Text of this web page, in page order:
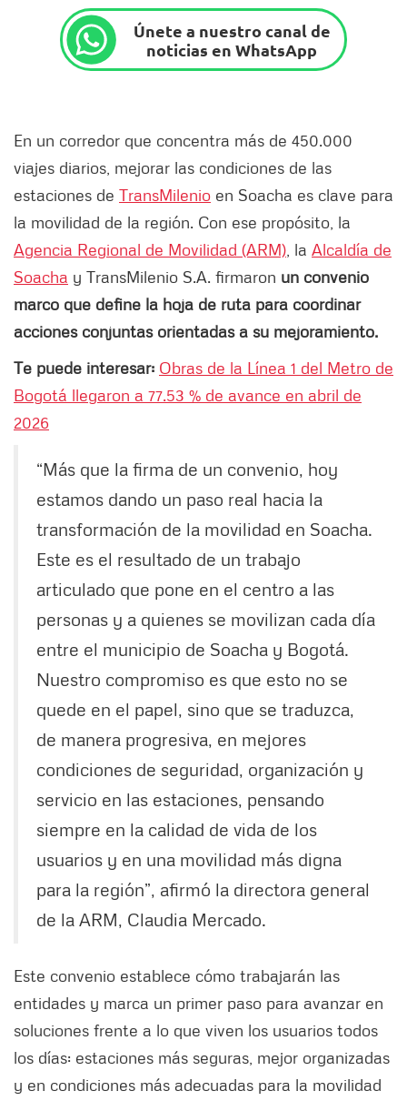
Únete a nuestro canal de
noticias en WhatsApp
En un corredor que concentra más de 450.000
viajes diarios, mejorar las condiciones de las
estaciones de TransMilenio en Soacha es clave para
la movilidad de la región. Con ese propósito, la
Agencia Regional de Movilidad (ARM) , la Alcaldía de
Soacha y TransMilenio S.A. firmaron un convenio
marco que define la hoja de ruta para coordinar
acciones conjuntas orientadas a su mejoramiento.
Te puede interesar: Obras de la Línea 1 del Metro de
Bogotá llegaron a 77.53 % de avance en abril de
2026
“Más que la firma de un convenio, hoy
estamos dando un paso real hacia la
transformación de la movilidad en Soacha.
Este es el resultado de un trabajo
articulado que pone en el centro a las
personas y a quienes se movilizan cada día
entre el municipio de Soacha y Bogotá.
Nuestro compromiso es que esto no se
quede en el papel, sino que se traduzca,
de manera progresiva, en mejores
condiciones de seguridad, organización y
servicio en las estaciones, pensando
siempre en la calidad de vida de los
usuarios y en una movilidad más digna
para la región”, afirmó la directora general
de la ARM, Claudia Mercado.
Este convenio establece cómo trabajarán las
entidades y marca un primer paso para avanzar en
soluciones frente a lo que viven los usuarios todos
los días: estaciones más seguras, mejor organizadas
y en condiciones más adecuadas para la movilidad